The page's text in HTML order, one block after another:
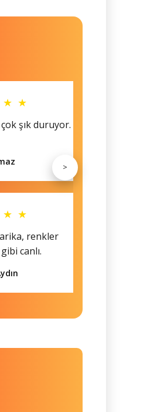
★
şık duruyor.
★
renkler
canlı.
>